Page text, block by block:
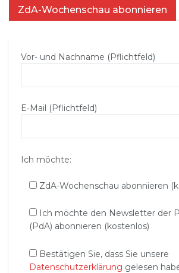
ZdA-Wochenschau abonnieren
Vor- und Nachname (Pflichtfeld)
E‑Mail (Pflichtfeld)
Ich möchte:
ZdA-Wochenschau abonnieren
Ich möchte den Newsletter der
(PdA) abonnieren (kostenlos)
Bestätigen Sie, dass Sie unsere
Datenschutzerklärung gelesen